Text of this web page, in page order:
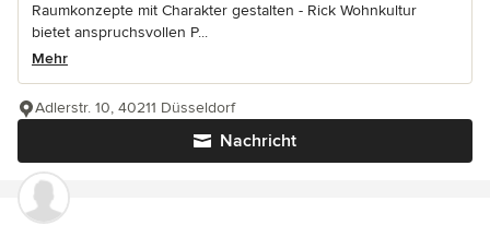
Raumkonzepte mit Charakter gestalten - Rick Wohnkultur
bietet anspruchsvollen P...
Mehr
Nachricht
Adlerstr. 10, 40211 Düsseldorf